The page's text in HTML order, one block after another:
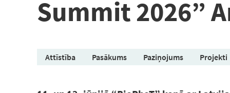
Summit 2026”
Attīstība Pasākums Paziņojums Projekti